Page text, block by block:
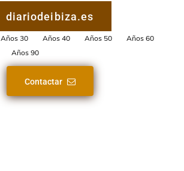
diariodeibiza.es
Años 30 Años 40 Años 50
Años 60
Años 90
Contactar